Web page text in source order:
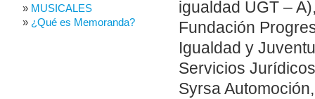
igualdad UGT –
Fundación
Igualdad y
Servicios
Syrsa
MUSICALES
¿Qué es Memoranda?